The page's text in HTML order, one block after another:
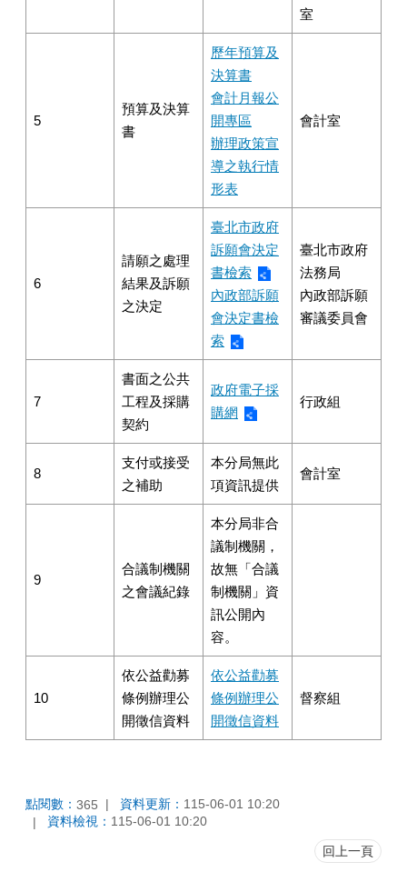
室
5
預算及決算
書
歷年預算及
決算書
會計月報公
開專區
辦理政策宣
導之執行情
形表
會計室
6
請願之處理
結果及訴願
之決定
臺北市政府
訴願會決定
書檢索
內政部訴願
會決定書檢
索
臺北市政府
法務局
內政部訴願
審議委員會
7
書面之公共
工程及採購
契約
政府電子採
購網
行政組
8
支付或接受
之補助
本分局無此
項資訊提供
會計室
9
合議制機關
之會議紀錄
本分局非合
議制機關，
故無「合議
制機關」資
訊公開內
容。
10
依公益勸募
條例辦理公
開徵信資料
依公益勸募
條例辦理公
開徵信資料
督察組
點閱數： 365 資料更新： 115-06-01 10:20
資料檢視： 115-06-01 10:20
回上一頁